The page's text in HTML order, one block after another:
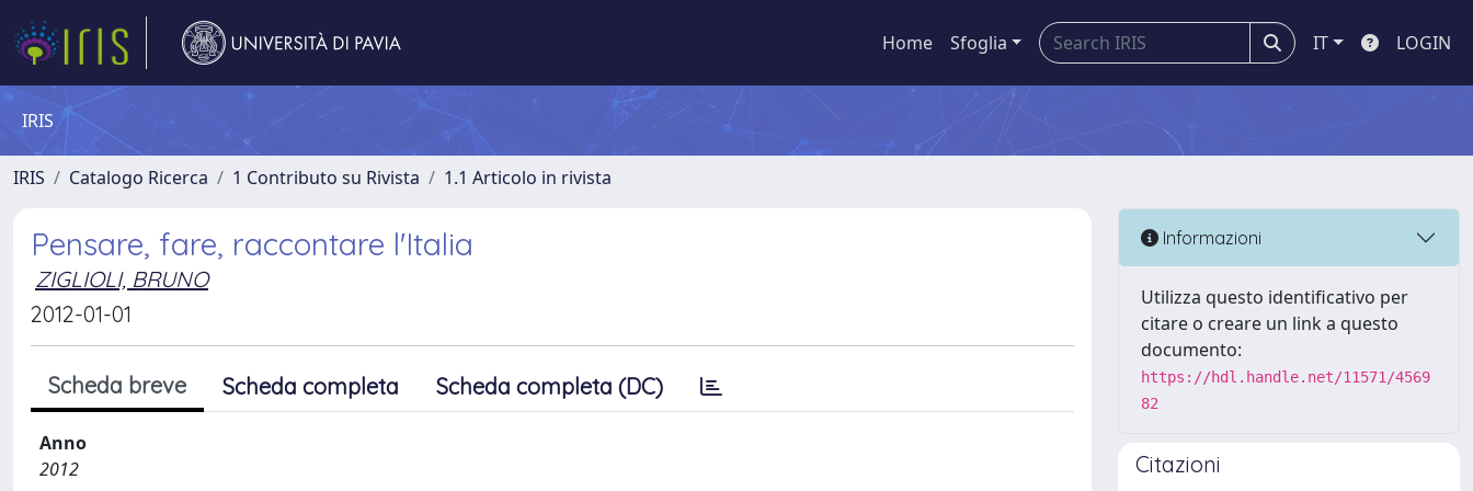
Home Sfoglia IT LOGIN
IRIS
IRIS Catalogo Ricerca 1 Contributo su Rivista 1.1 Articolo in rivista
Pensare, fare, raccontare l'Italia
ZIGLIOLI, BRUNO
2012-01-01
Scheda breve Scheda completa Scheda completa (DC)
Anno
2012
Informazioni
Utilizza questo identificativo per
citare o creare un link a questo
documento:
https://hdl.handle.net/11571/4569
82
Citazioni